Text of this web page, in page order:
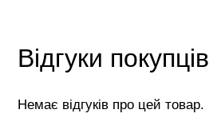
Відгуки покупців
Немає відгуків про цей товар.